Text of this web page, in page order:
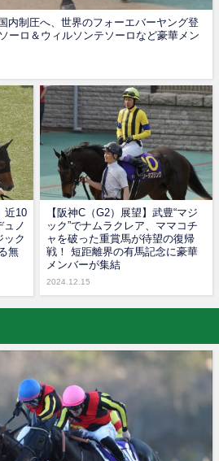
内制圧へ、世界のフォーエバーヤング登
ーロ＆ウィルソンテソーロなど豪華メン
近10
ュノ
ック
無
【阪神C（G2）展望】武豊“マジ
ック”でナムラクレア、ママコチ
ャを破った重賞馬が待望の復帰
戦！ 短距離界の有馬記念に豪華
メンバーが集結
2024.12.15